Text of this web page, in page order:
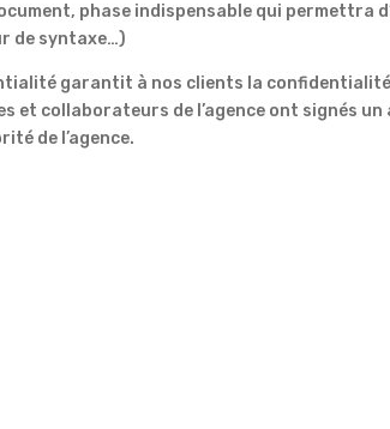
phase indispensable qui permettra
de syntaxe…)
garantit à nos clients la confidentialité
et collaborateurs de l’agence ont signés
de l’agence.